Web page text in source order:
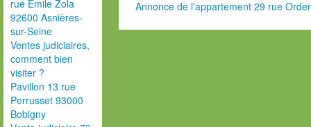
rue Emile Zola
92600 Asnières-
sur-Seine
Ventes judiciaires,
comment bien
visiter ?
Pavillon 13 rue
Perrusset 93000
Bobigny
Annonce de l'appartement 29 rue